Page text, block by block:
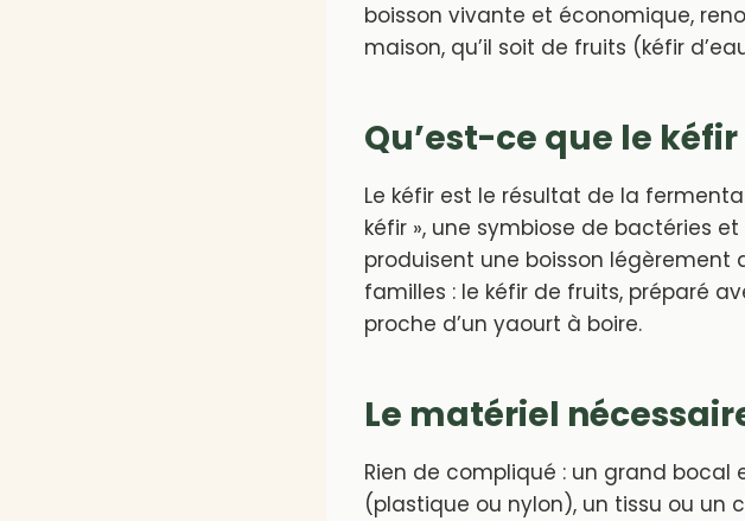
boisson vivante et économique,
maison, qu’il soit de fruits (kéfir
Qu’est-ce que le kéfir
Le kéfir est le résultat de la
kéfir », une symbiose de bactéries
produisent une boisson légèrement
familles : le kéfir de fruits, préparé
proche d’un yaourt à boire.
Le matériel
Rien de compliqué : un grand bocal
(plastique ou nylon), un tissu ou un